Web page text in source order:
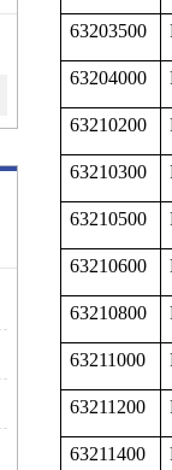
63203500
63204000
63210200
63210300
63210500
63210600
63210800
63211000
63211200
63211400